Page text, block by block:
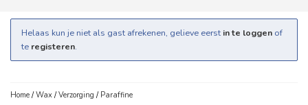
Helaas kun je niet als gast afrekenen, gelieve eerst in te loggen of
te registeren.
Home /Wax /Verzorging / Paraffine